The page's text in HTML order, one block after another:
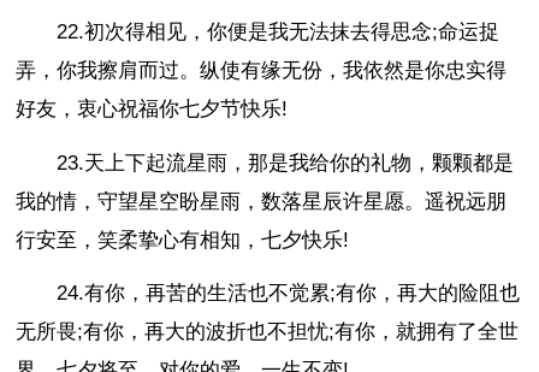
22.初次得相见，你便是我无法抹去得思念;命运捉
弄，你我擦肩而过。纵使有缘无份，我依然是你忠实得
好友，衷心祝福你七夕节快乐!
23.天上下起流星雨，那是我给你的礼物，颗颗都是
我的情，守望星空盼星雨，数落星辰许星愿。遥祝远朋
行安至，笑柔挚心有相知，七夕快乐!
24.有你，再苦的生活也不觉累;有你，再大的险阻也
无所畏;有你，再大的波折也不担忧;有你，就拥有了全世